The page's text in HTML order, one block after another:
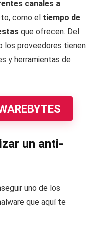
canales a
como el tiempo de
que ofrecen. Del
los proveedores tienen
y herramientas de
un anti-
uno de los
que aquí te